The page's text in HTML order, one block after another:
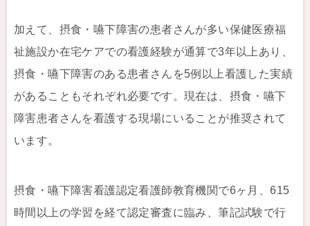
加えて、摂食・嚥下障害の患者さんが多い保健医療福
祉施設か在宅ケアでの看護経験が通算で3年以上あり、
摂食・嚥下障害のある患者さんを5例以上看護した実績
があることもそれぞれ必要です。現在は、摂食・嚥下
障害患者さんを看護する現場にいることが推奨されて
います。
摂食・嚥下障害看護認定看護師教育機関で6ヶ月、615
時間以上の学習を経て認定審査に臨み、筆記試験で行